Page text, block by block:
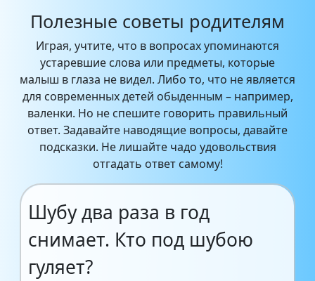
Полезные советы родителям
Играя, учтите, что в вопросах упоминаются
устаревшие слова или предметы, которые
малыш в глаза не видел. Либо то, что не является
для современных детей обыденным – например,
валенки. Но не спешите говорить правильный
ответ. Задавайте наводящие вопросы, давайте
подсказки. Не лишайте чадо удовольствия
отгадать ответ самому!
Шубу два раза в год
снимает. Кто под шубою
гуляет?